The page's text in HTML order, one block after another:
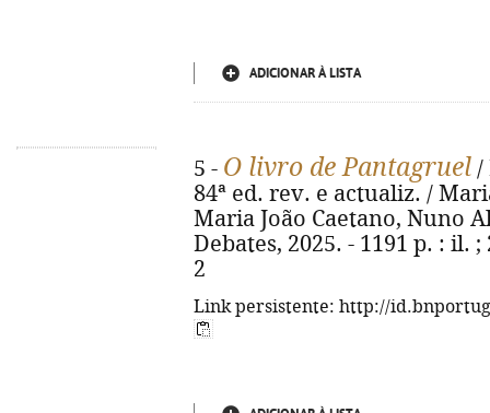
ADICIONAR À LISTA
5 - O livro de Pantagruel /
84ª ed. rev. e actualiz. /
Maria João Caetano, Nuno
Debates, 2025. - 1191 p. : il. ;
2
Link persistente: http://